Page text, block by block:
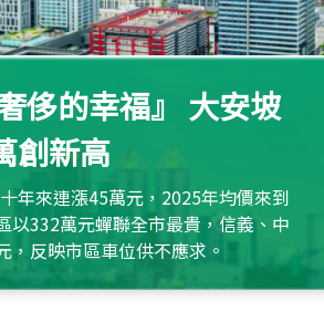
侈的幸福』 大安坡
創新高
年來連漲45萬元，2025年均價來到
以332萬元蟬聯全市最貴，信義、中
，反映市區車位供不應求。